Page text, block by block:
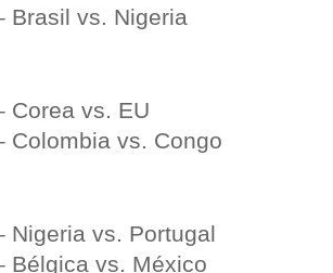
Brasil vs. Nigeria
Corea vs. EU
Colombia vs. Congo
Nigeria vs. Portugal
Bélgica vs. México